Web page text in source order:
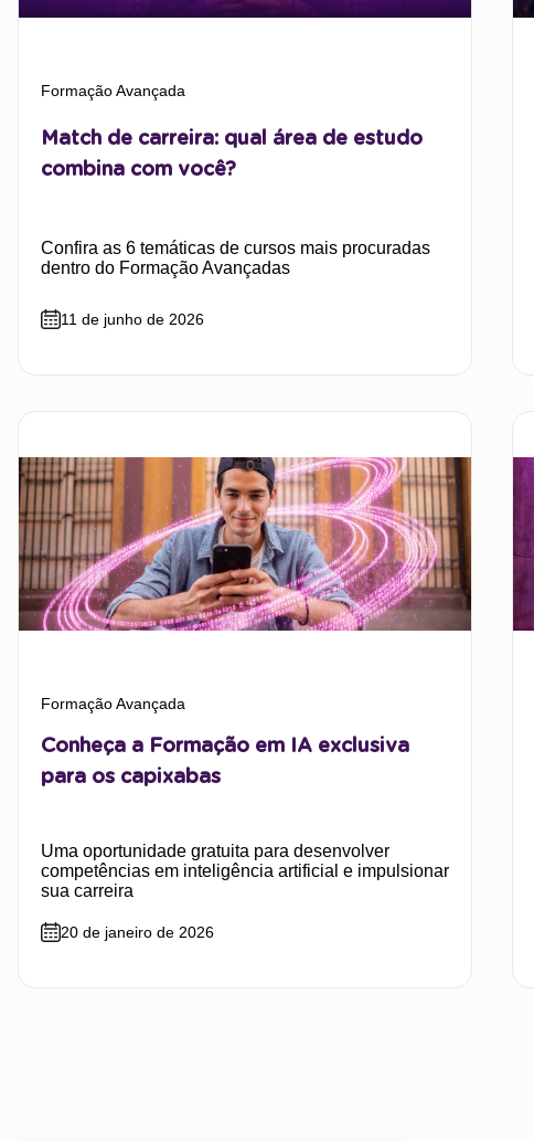
Formação Avançada
Match de carreira: qual área de estudo
combina com você?
Confira as 6 temáticas de cursos mais procuradas
dentro do Formação Avançadas
11 de junho de 2026
Formação Avançada
Conheça a Formação em IA exclusiva
para os capixabas
Uma oportunidade gratuita para desenvolver
competências em inteligência artificial e impulsionar
sua carreira
20 de janeiro de 2026